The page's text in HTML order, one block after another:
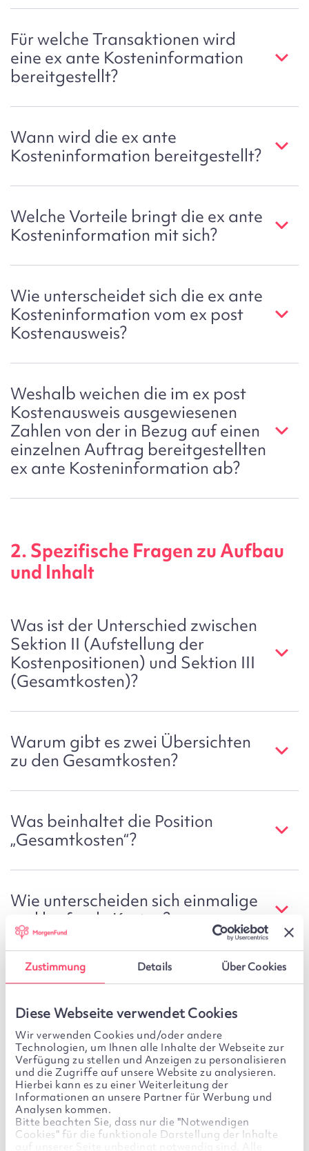
Zustimmung Details Über Cookies
Diese Webseite verwendet Cookies
Wir verwenden Cookies und/oder andere
Technologien, um Ihnen alle Inhalte der Webseite zur
Verfügung zu stellen und Anzeigen zu personalisieren
und die Zugriffe auf unsere Website zu analysieren.
Hierbei kann es zu einer Weiterleitung der
Informationen an unsere Partner für Werbung und
Analysen kommen.
Bitte beachten Sie, dass nur die "Notwendigen
Cookies" für die funktionale Darstellung der Inhalte
auf unserer Seite unbedingt notwendig sind. Alle
Für welche Transaktionen wird
eine ex ante Kosteninformation
bereitgestellt?
Wann wird die ex ante
Kosteninformation bereitgestellt?
Welche Vorteile bringt die ex ante
Kosteninformation mit sich?
Wie unterscheidet sich die ex ante
Kosteninformation vom ex post
Kostenausweis?
Weshalb weichen die im ex post
Kostenausweis ausgewiesenen
Zahlen von der in Bezug auf einen
einzelnen Auftrag bereitgestellten
ex ante Kosteninformation ab?
2. Spezifische Fragen zu Aufbau
und Inhalt
Was ist der Unterschied zwischen
Sektion II (Aufstellung der
Kostenpositionen) und Sektion III
(Gesamtkosten)?
Warum gibt es zwei Übersichten
zu den Gesamtkosten?
Was beinhaltet die Position
„Gesamtkosten“?
Wie unterscheiden sich einmalige
und laufende Kosten?
Welche Kosten fallen unter dem
Was umfasst die Kategorie
Produktkosten?
Was ist eine Zuwendung?